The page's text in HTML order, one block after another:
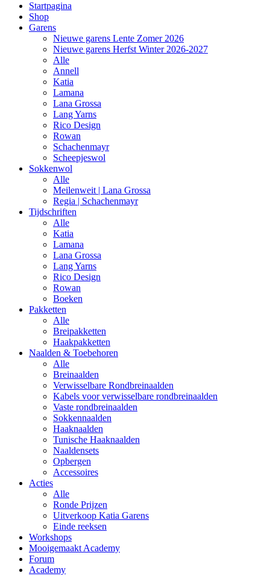
Startpagina
Shop
Garens
Nieuwe garens Lente Zomer 2026
Nieuwe garens Herfst Winter 2026-2027
Alle
Annell
Katia
Lamana
Lana Grossa
Lang Yarns
Rico Design
Rowan
Schachenmayr
Scheepjeswol
Sokkenwol
Alle
Meilenweit | Lana Grossa
Regia | Schachenmayr
Tijdschriften
Alle
Katia
Lamana
Lana Grossa
Lang Yarns
Rico Design
Rowan
Boeken
Pakketten
Alle
Breipakketten
Haakpakketten
Naalden & Toebehoren
Alle
Breinaalden
Verwisselbare Rondbreinaalden
Kabels voor verwisselbare rondbreinaalden
Vaste rondbreinaalden
Sokkennaalden
Haaknaalden
Tunische Haaknaalden
Naaldensets
Opbergen
Accessoires
Acties
Alle
Ronde Prijzen
Uitverkoop Katia Garens
Einde reeksen
Workshops
Mooigemaakt Academy
Forum
Academy